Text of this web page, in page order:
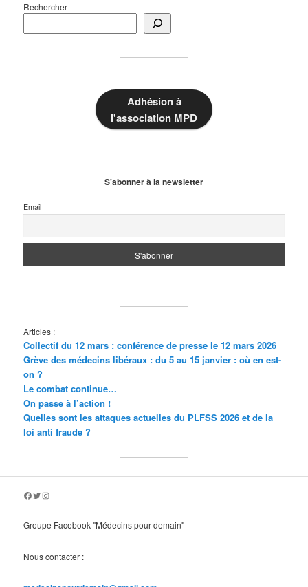
Rechercher
Adhésion à
l'association MPD
S'abonner à la newsletter
Email
Articles :
Collectif du 12 mars : conférence de presse le 12 mars 2026
Grève des médecins libéraux : du 5 au 15 janvier : où en est-
on ?
Le combat continue…
On passe à l’action !
Quelles sont les attaques actuelles du PLFSS 2026 et de la
loi anti fraude ?
Facebook
TwitterInstagram
Groupe Facebook "Médecins pour demain"
Nous contacter :